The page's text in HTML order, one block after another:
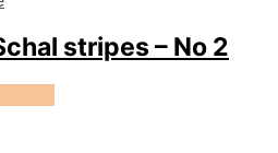
stripes – No 2